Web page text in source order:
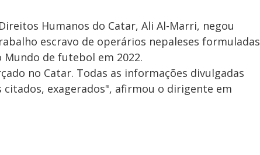
Humanos do Catar, Ali Al-Marri, negou
escravo de operários nepaleses formuladas
de futebol em 2022.
no Catar. Todas as informações divulgadas
citados, exagerados", afirmou o dirigente em